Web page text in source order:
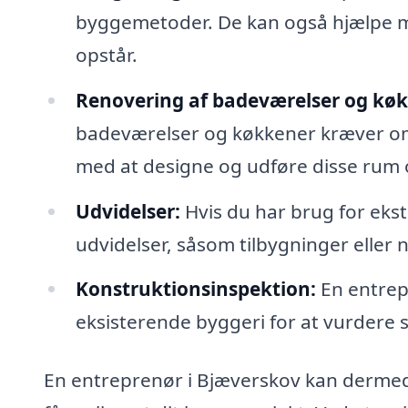
byggemetoder. De kan også hjælpe
opstår.
Renovering af badeværelser og
badeværelser og køkkener kræver
med at designe og udføre disse
Udvidelser: Hvis du har brug for
udvidelser, såsom tilbygninger eller
Konstruktionsinspektion: En
eksisterende byggeri for at vurdere
En entreprenør i Bjæverskov kan